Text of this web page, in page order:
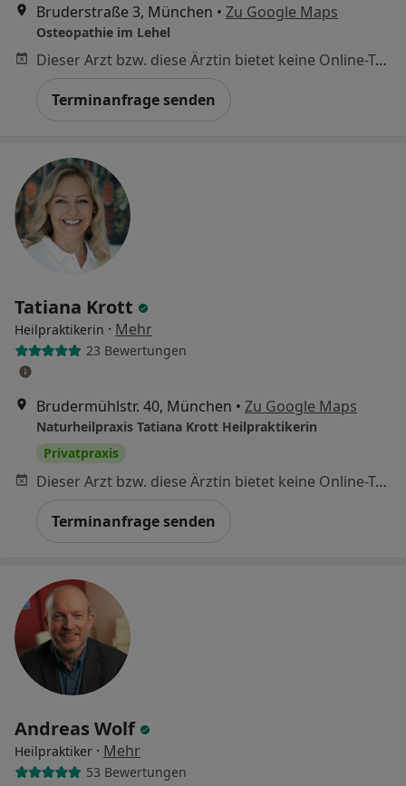
Bruderstraße 3, München • Zu Google Maps
Osteopathie im Lehel
Dieser Arzt bzw. diese Ärztin bietet keine Online-Terminbuchung an diesem Standort an.
Terminanfrage senden
Tatiana Krott
Heilpraktikerin · Mehr
23 Bewertungen
Brudermühlstr. 40, München • Zu Google Maps
Naturheilpraxis Tatiana Krott Heilpraktikerin
Privatpraxis
Dieser Arzt bzw. diese Ärztin bietet keine Online-Terminbuchung an diesem Standort an.
Terminanfrage senden
Andreas Wolf
Heilpraktiker · Mehr
53 Bewertungen